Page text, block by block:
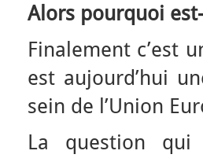
Alors pourquoi
Finalement c’est
est aujourd’hui
sein de l’Union
La question